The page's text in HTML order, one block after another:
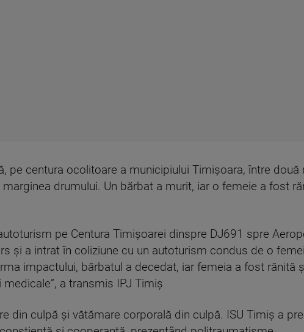
pe centura ocolitoare a municipiului Timişoara, între două
drumului. Un bărbat a murit, iar o femeie a fost
pe Centura Timişoarei dinspre DJ691 spre
şi a intrat în coliziune cu un autoturism condus de o
impactului, bărbatul a decedat, iar femeia a fost rănită
a transmis IPJ Timiş
din culpă şi vătămare corporală din culpă. ISU Timiş a